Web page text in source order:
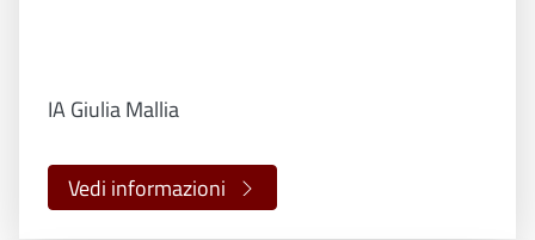
IA Giulia Mallia
Vedi informazioni